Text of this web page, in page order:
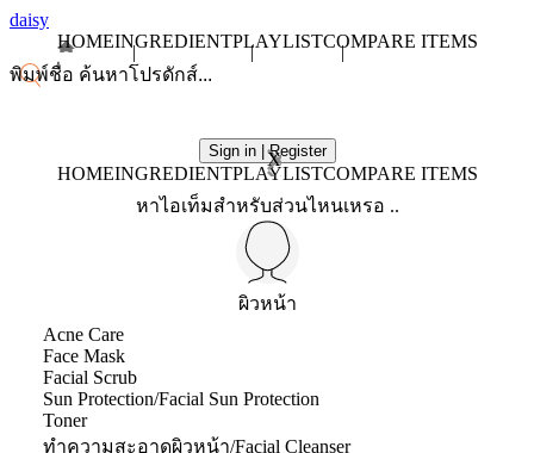
daisy
HOMEINGREDIENTPLAYLISTCOMPARE ITEMS
Sign in | Register
X
HOMEINGREDIENTPLAYLISTCOMPARE ITEMS
หาไอเท็มสำหรับส่วนไหนเหรอ ..
ผิวหน้า
Acne Care
Face Mask
Facial Scrub
Sun Protection/Facial Sun Protection
Toner
ทำความสะอาดผิวหน้า/Facial Cleanser